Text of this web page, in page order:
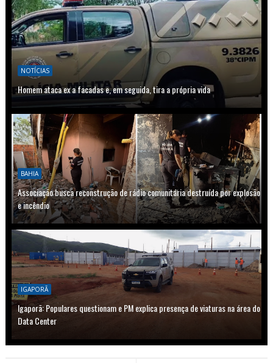
NOTÍCIAS
Homem ataca ex a facadas e, em seguida, tira a própria vida
BAHIA
Associação busca reconstrução de rádio comunitária destruída por explosão
e incêndio
IGAPORÃ
Igaporã: Populares questionam e PM explica presença de viaturas na área do
Data Center